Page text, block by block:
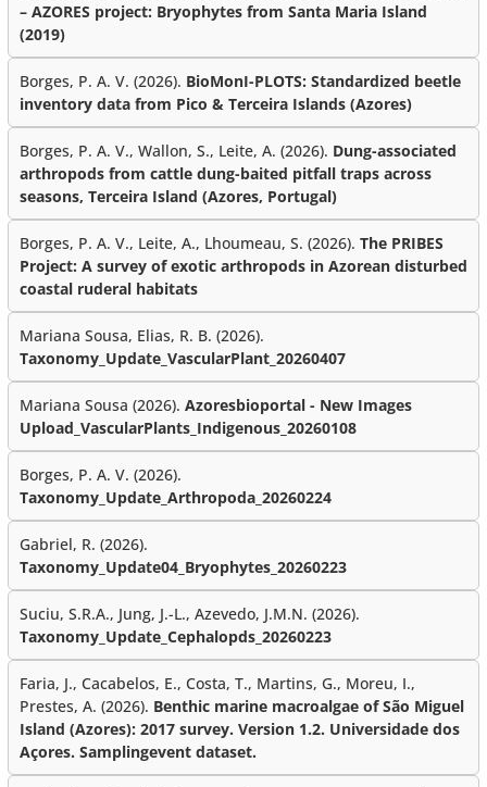
– AZORES project: Bryophytes from Santa Maria Island
(2019)
Borges, P. A. V. (2026). BioMonI-PLOTS: Standardized beetle
inventory data from Pico & Terceira Islands (Azores)
Borges, P. A. V., Wallon, S., Leite, A. (2026). Dung-associated
arthropods from cattle dung-baited pitfall traps across
seasons, Terceira Island (Azores, Portugal)
Borges, P. A. V., Leite, A., Lhoumeau, S. (2026). The PRIBES
Project: A survey of exotic arthropods in Azorean disturbed
coastal ruderal habitats
Mariana Sousa, Elias, R. B. (2026).
Taxonomy_Update_VascularPlant_20260407
Mariana Sousa (2026). Azoresbioportal - New Images
Upload_VascularPlants_Indigenous_20260108
Borges, P. A. V. (2026).
Taxonomy_Update_Arthropoda_20260224
Gabriel, R. (2026).
Taxonomy_Update04_Bryophytes_20260223
Suciu, S.R.A., Jung, J.-L., Azevedo, J.M.N. (2026).
Taxonomy_Update_Cephalopds_20260223
Faria, J., Cacabelos, E., Costa, T., Martins, G., Moreu, I.,
Prestes, A. (2026). Benthic marine macroalgae of São Miguel
Island (Azores): 2017 survey. Version 1.2. Universidade dos
Açores. Samplingevent dataset.